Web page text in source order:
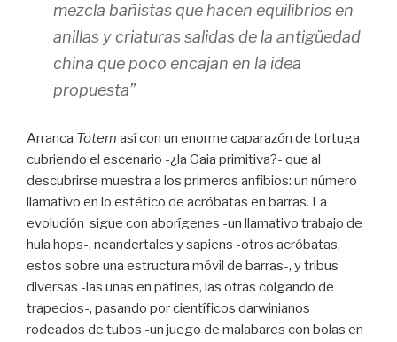
mezcla bañistas que hacen equilibrios en
anillas y criaturas salidas de la antigüedad
china que poco encajan en la idea
propuesta”
Arranca Totem así con un enorme caparazón de tortuga
cubriendo el escenario -¿la Gaia primitiva?- que al
descubrirse muestra a los primeros anfibios: un número
llamativo en lo estético de acróbatas en barras. La
evolución sigue con aborígenes -un llamativo trabajo de
hula hops-, neandertales y sapiens -otros acróbatas,
estos sobre una estructura móvil de barras-, y tribus
diversas -las unas en patines, las otras colgando de
trapecios-, pasando por científicos darwinianos
rodeados de tubos -un juego de malabares con bolas en